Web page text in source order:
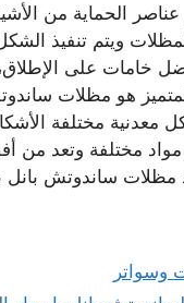
الحماية من
ويتم تنفيذ
خامات على
هو مظلات
معدنية مختلفة
مواد مختلفة وتعد من
مظلات ساندوتش
وسواتر